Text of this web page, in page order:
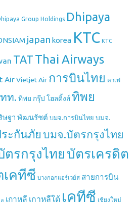
Group Holdings Dhipaya
japan korea KTC KTC
TAT Thai Airways
Air Vietjet Air การบินไทย คาเฟ่
ท. ทิพย กรุ๊ป โฮลดิ้งส์ ทิพย
ษฐา พัฒนรัชต์ บมจ.การบินไทย บมจ.
ะกันภัย บมจ.บัตรกรุงไทย
ตรกรุงไทย บัตรเครดิต
เคทีซี บางกอกแอร์เวย์ส สายการบิน
เกาหลี เกาหลีใต้ เคทีซี เชียงใหม่